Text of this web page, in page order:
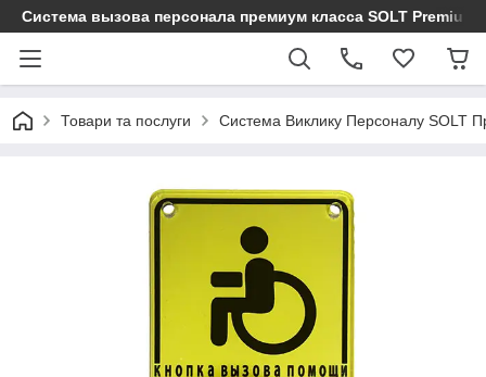
Cистема вызова персонала премиум класса SOLT Premium
Товари та послуги Система Виклику Персоналу SOLT